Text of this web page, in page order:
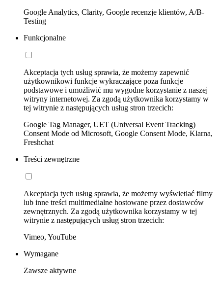
Google Analytics, Clarity, Google recenzje klientów, A/B-
Testing
Funkcjonalne
Akceptacja tych usług sprawia, że możemy zapewnić
użytkownikowi funkcje wykraczające poza funkcje
podstawowe i umożliwić mu wygodne korzystanie z naszej
witryny internetowej. Za zgodą użytkownika korzystamy w
tej witrynie z następujących usług stron trzecich:
Google Tag Manager, UET (Universal Event Tracking)
Consent Mode od Microsoft, Google Consent Mode, Klarna,
Freshchat
Treści zewnętrzne
Akceptacja tych usług sprawia, że możemy wyświetlać filmy
lub inne treści multimedialne hostowane przez dostawców
zewnętrznych. Za zgodą użytkownika korzystamy w tej
witrynie z następujących usług stron trzecich:
Vimeo, YouTube
Wymagane
Zawsze aktywne